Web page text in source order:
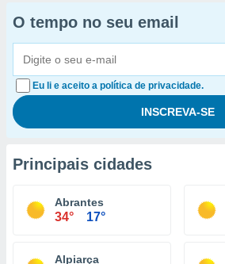
O tempo no seu email
Eu li e aceito a política de privacidade.
Principais cidades
Abrantes
34° 17°
Alpiarça